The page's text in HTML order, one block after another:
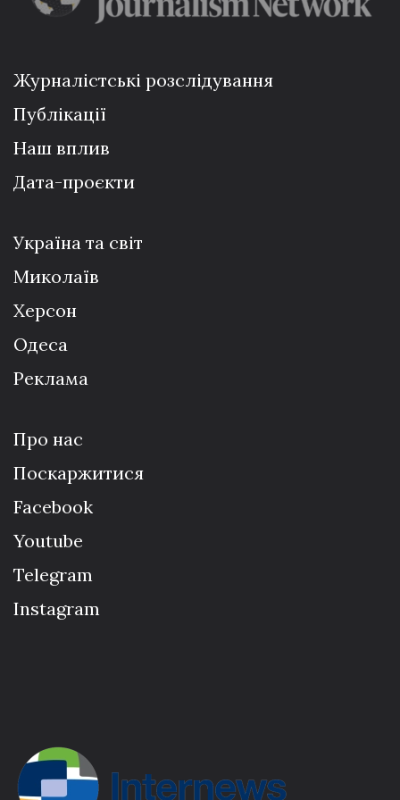
Журналістські розслідування
Публікації
Наш вплив
Дата-проєкти
Україна та світ
Миколаїв
Херсон
Одеса
Реклама
Про нас
Поскаржитися
Facebook
Youtube
Telegram
Instagram